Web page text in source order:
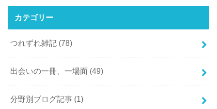
カテゴリー
つれずれ雑記 (78)
出会いの一冊、一場面 (49)
分野別ブログ記事 (1)